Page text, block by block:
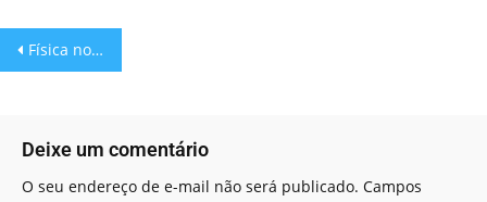
Física nos Blocos!
Deixe um comentário
O seu endereço de e-mail não será publicado. Campos